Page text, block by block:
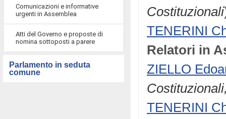
Comunicazioni e informative
urgenti in Assemblea
Atti del Governo e proposte di
nomina sottoposti a parere
Parlamento in seduta
comune
Costituzionali
TENERINI
Relatori in
ZIELLO
TENERINI